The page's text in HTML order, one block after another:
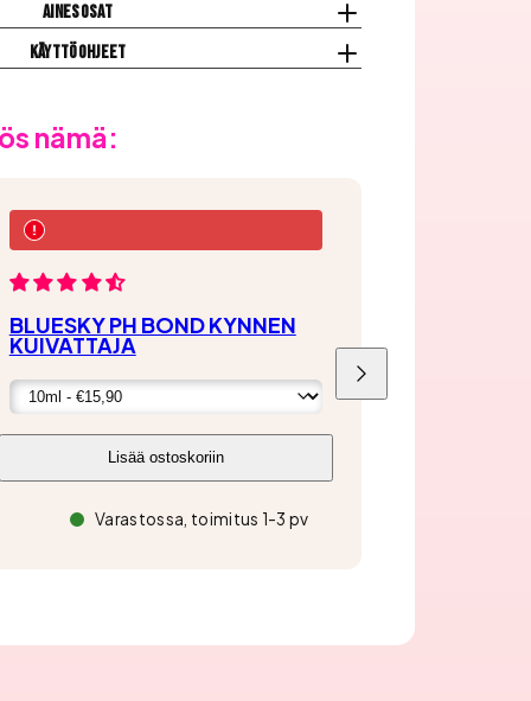
Ainesosat
Käyttöohjeet
nämä:
BLUESKY PH BOND KYNNEN
KUIVATTAJA
Lisää ostoskoriin
Varastossa, toimitus 1-3 pv
Liu'uta
oikealle